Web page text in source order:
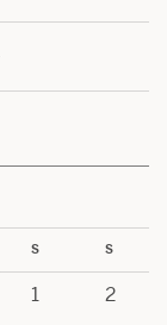
S S
1
2